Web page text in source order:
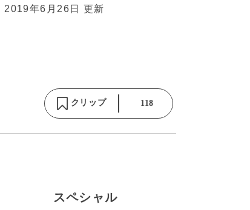
2019年6月26日 更新
クリップ 118
スペシャル